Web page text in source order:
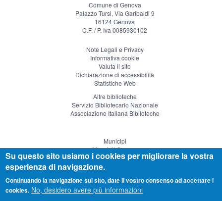
Comune di Genova
Palazzo Tursi, Via Garibaldi 9
16124 Genova
C.F. / P. Iva 0085930102
Note Legali e Privacy
Informativa cookie
Valuta il sito
Dichiarazione di accessibilità
Statistiche Web
Altre biblioteche
Servizio Bibliotecario Nazionale
Associazione Italiana Biblioteche
Municipi
Musei di Genova
Genova Teatro
Visitgenoa
Su questo sito usiamo i cookies per migliorare la vostra
esperienza di navigazione.
Continuando la navigazione sul sito, date il vostro consenso ad accettare i
cookies. No, desidero avere più informazioni